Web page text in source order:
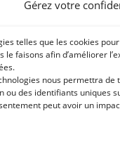
Gérez votre
telles que les cookies
le faisons afin d’améliorer
nous permettra de
ou des identifiants uniques
peut avoir un